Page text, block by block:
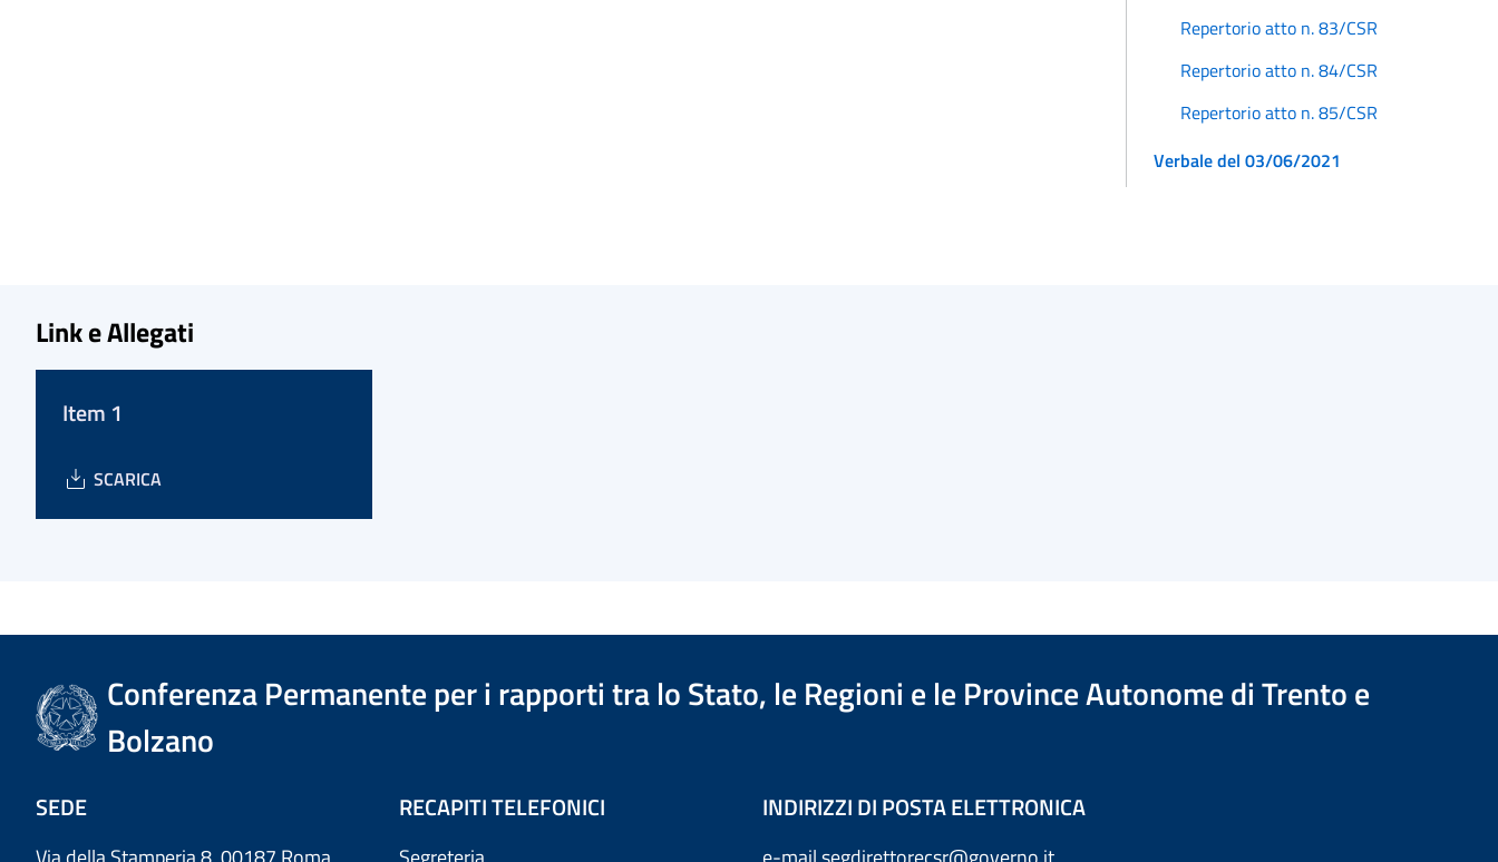
Repertorio atto n. 83/CSR
Repertorio atto n. 84/CSR
Repertorio atto n. 85/CSR
Verbale del 03/06/2021
Link e Allegati
Item 1
SCARICA
Conferenza Permanente per i rapporti tra lo Stato, le Regioni e le Province Autonome di Trento e
Bolzano
SEDE RECAPITI TELEFONICI INDIRIZZI DI POSTA ELETTRONICA